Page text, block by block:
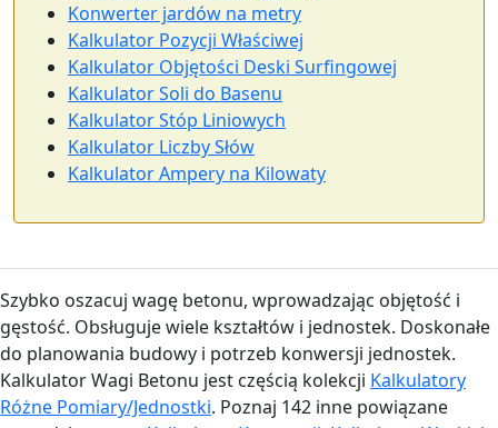
Konwerter jardów na metry
Kalkulator Pozycji Właściwej
Kalkulator Objętości Deski Surfingowej
Kalkulator Soli do Basenu
Kalkulator Stóp Liniowych
Kalkulator Liczby Słów
Kalkulator Ampery na Kilowaty
Szybko oszacuj wagę betonu, wprowadzając objętość i
gęstość. Obsługuje wiele kształtów i jednostek. Doskonałe
do planowania budowy i potrzeb konwersji jednostek.
Kalkulator Wagi Betonu jest częścią kolekcji Kalkulatory
Różne Pomiary/Jednostki. Poznaj 142 inne powiązane